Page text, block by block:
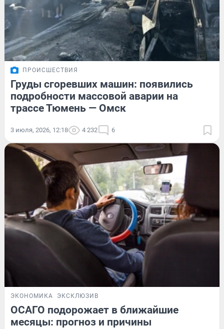
ПРОИСШЕСТВИЯ
Груды сгоревших машин: появились
подробности массовой аварии на
трассе Тюмень — Омск
3 июля, 2026, 12:18 4 232 6
ЭКОНОМИКА ЭКСКЛЮЗИВ
ОСАГО подорожает в ближайшие
месяцы: прогноз и причины